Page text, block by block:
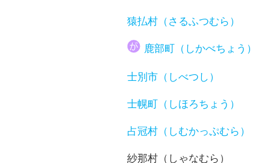
猿払村（さるふつむら）
鹿部町（しかべちょう）
士別市（しべつし）
士幌町（しほろちょう）
占冠村（しむかっぷむら）
紗那村（しゃなむら）